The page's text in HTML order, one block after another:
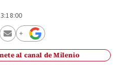
al canal de Milenio